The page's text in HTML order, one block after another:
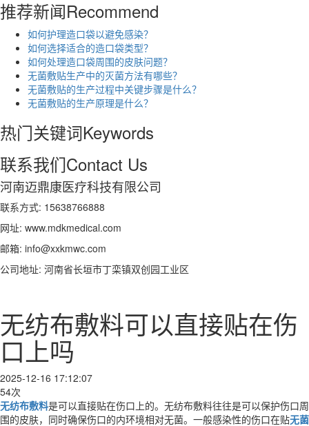
推荐新闻Recommend
如何护理造口袋以避免感染？
如何选择适合的造口袋类型？
如何处理造口袋周围的皮肤问题？
无菌敷贴生产中的灭菌方法有哪些？
无菌敷贴的生产过程中关键步骤是什么？
无菌敷贴的生产原理是什么？
热门关键词Keywords
联系我们Contact Us
河南迈鼎康医疗科技有限公司
联系方式: 15638766888
网址: www.mdkmedical.com
邮箱: info@xxkmwc.com
公司地址: 河南省长垣市丁栾镇双创园工业区
无纺布敷料可以直接贴在伤
口上吗
2025-12-16 17:12:07
54次
无纺布敷料是可以直接贴在伤口上的。无纺布敷料往往是可以保护伤口周
围的皮肤，同时确保伤口的内环境相对无菌。一般感染性的伤口在贴无菌